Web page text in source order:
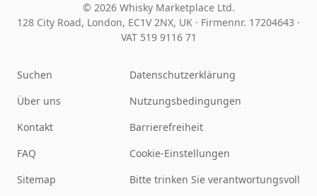
© 2026 Whisky Marketplace Ltd.
128 City Road, London, EC1V 2NX, UK · Firmennr. 17204643 ·
VAT 519 9116 71
Suchen
Über uns
Kontakt
FAQ
Sitemap
Datenschutzerklärung
Nutzungsbedingungen
Barrierefreiheit
Cookie-Einstellungen
Bitte trinken Sie verantwortungsvoll